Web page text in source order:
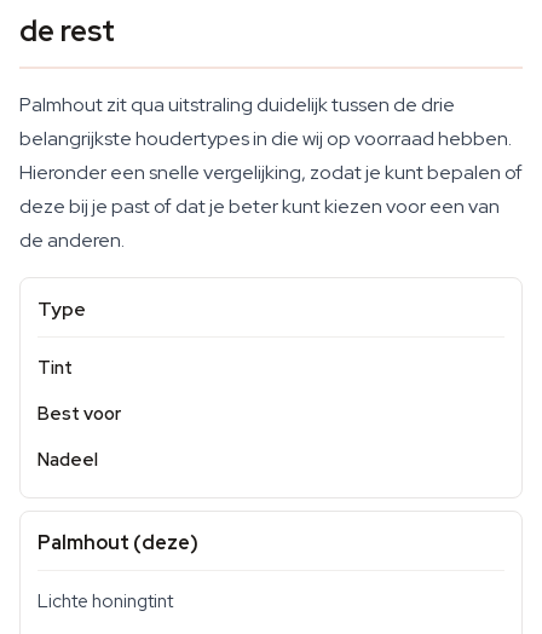
de rest
Palmhout zit qua uitstraling duidelijk tussen de drie
belangrijkste houdertypes in die wij op voorraad hebben.
Hieronder een snelle vergelijking, zodat je kunt bepalen of
deze bij je past of dat je beter kunt kiezen voor een van
de anderen.
Type
Tint
Best voor
Nadeel
Palmhout (deze)
Lichte honingtint